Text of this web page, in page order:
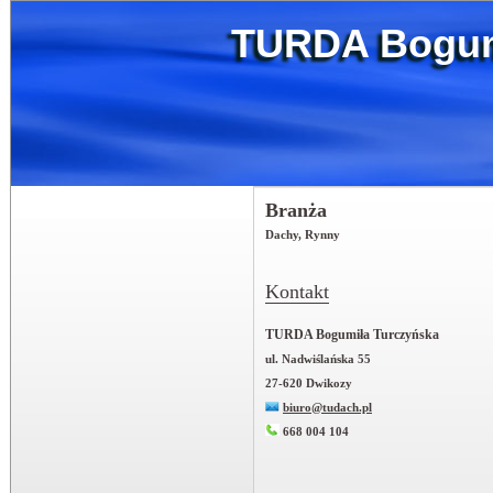
TURDA
Branża
Dachy, Rynny
Kontakt
TURDA Bogumiła Turczyńska
ul. Nadwiślańska 55
27-620 Dwikozy
biuro@tudach.pl
668 004 104